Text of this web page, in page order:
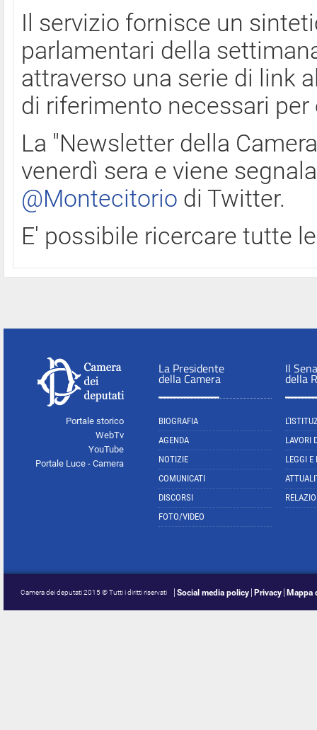
Il servizio fornisce un
parlamentari della
attraverso una serie di link
di riferimento necessari
La "Newsletter della
venerdì sera e viene
@Montecitorio di Twitter.
E' possibile ricercare tutte
Portale storico
WebTv
YouTube
Portale Luce - Camera
La Presidente
della Camera
BIOGRAFIA
AGENDA
NOTIZIE
COMUNICATI
DISCORSI
FOTO/VIDEO
Il
della
LAVORI
LEGGI E
Camera dei deputati 2015 © Tutti i diritti riservati Social media policy Privacy Mappa